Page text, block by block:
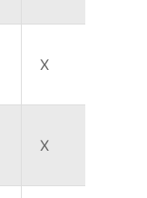
X
X